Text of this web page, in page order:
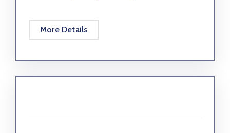
More Details